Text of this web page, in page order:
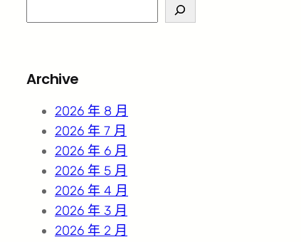
e
c
Archive
2026 年 8 月
2026 年 7 月
2026 年 6 月
2026 年 5 月
2026 年 4 月
2026 年 3 月
2026 年 2 月